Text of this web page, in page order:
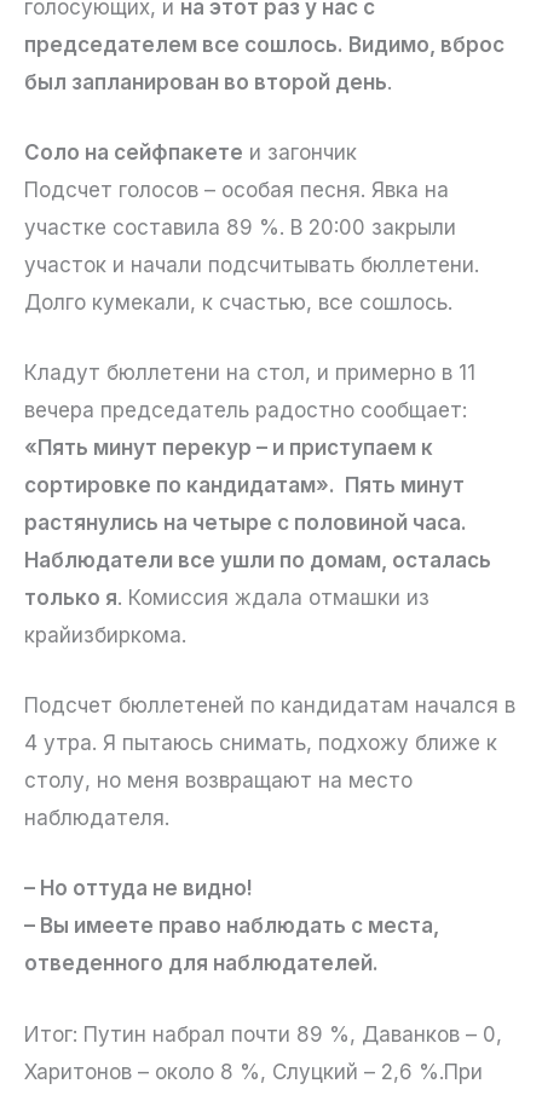
голосующих, и на этот раз у нас с
председателем все сошлось. Видимо, вброс
был запланирован во второй день.
Соло на сейфпакете и загончик
Подсчет голосов – особая песня. Явка на
участке составила 89 %. В 20:00 закрыли
участок и начали подсчитывать бюллетени.
Долго кумекали, к счастью, все сошлось.
Кладут бюллетени на стол, и примерно в 11
вечера председатель радостно сообщает:
«Пять минут перекур – и приступаем к
сортировке по кандидатам». Пять минут
растянулись на четыре с половиной часа.
Наблюдатели все ушли по домам, осталась
только я. Комиссия ждала отмашки из
крайизбиркома.
Подсчет бюллетеней по кандидатам начался в
4 утра. Я пытаюсь снимать, подхожу ближе к
столу, но меня возвращают на место
наблюдателя.
– Но оттуда не видно!
– Вы имеете право наблюдать с места,
отведенного для наблюдателей.
Итог: Путин набрал почти 89 %, Даванков – 0,
Харитонов – около 8 %, Слуцкий – 2,6 %.При